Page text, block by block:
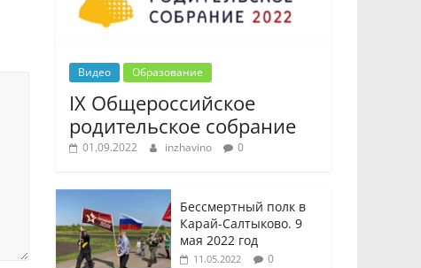
Видео Образование
IX Общероссийское
родительское собрание
01.09.2022 inzhavino 0
Бессмертный полк в
Карай-Салтыково. 9
мая 2022 год
11.05.2022 0